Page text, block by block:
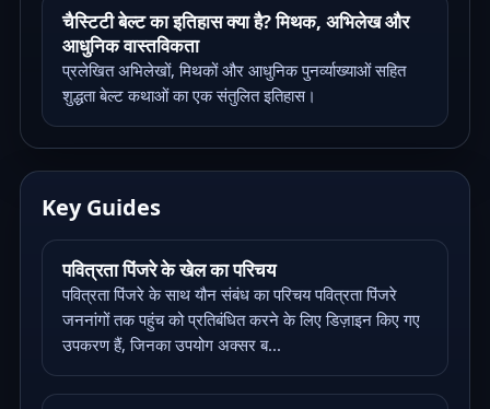
चैस्टिटी बेल्ट का इतिहास क्या है? मिथक, अभिलेख और
आधुनिक वास्तविकता
प्रलेखित अभिलेखों, मिथकों और आधुनिक पुनर्व्याख्याओं सहित
शुद्धता बेल्ट कथाओं का एक संतुलित इतिहास।
Key Guides
पवित्रता पिंजरे के खेल का परिचय
पवित्रता पिंजरे के साथ यौन संबंध का परिचय पवित्रता पिंजरे
जननांगों तक पहुंच को प्रतिबंधित करने के लिए डिज़ाइन किए गए
उपकरण हैं, जिनका उपयोग अक्सर ब...